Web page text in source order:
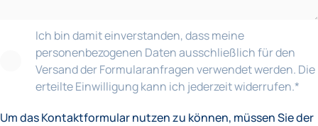
Ich bin damit einverstanden, dass meine
personenbezogenen Daten ausschließlich für den
Versand der Formularanfragen verwendet werden. Die
erteilte Einwilligung kann ich jederzeit widerrufen.*
Um das Kontaktformular nutzen zu können, müssen Sie der